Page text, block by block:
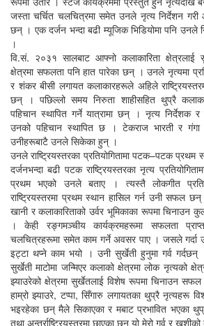
जस्ता चर्चित चलचित्रमा समेत उनले नृत्य निर्देशन
छन् । एक दर्जन भन्दा बढी म्यूजिक भिडियोमा पनि उनले
।
वि.सं. २०३१ सालबाट आफ्नो कलाकारिता
क्षेत्रमा सफलता पनि हात पारेका छन् । उनले नृत्यमा
र शंकर बीसी लगायत कलाकारहरूले अहिले
छन् । पछिल्लो समय निरुता शाहीसहित थुप्रै
पहिचान स्थापित गर्ने यात्रामा छन् । नृत्य
उनको पहिचान स्थापित छ । टेकराज भारती र
उनीहरूबाटै उनले सिकेका हुन् ।
उनले राष्ट्रियस्तरका प्रतियोगितामा पटक–पटक
दर्जनभन्दा बढी पटक राष्ट्रियस्तरका नृत्य
प्रथम भएको उनले बताए । त्यस्तै लोकगीत
राष्ट्रियस्तरमा प्रथम स्थान हासिल गर्न उनी सफल
खानी र कलाकारिताको उर्वर भूमिकाका रूपमा चिनाउन
। केही रङ्गमञ्चीय कार्यक्रमहरूमा सफलता
चलचित्रहरूमा समेत काम गर्ने अवसर पाए । जसले गर्दा
इट्टा थप्ने काम भयो । उनी सुर्खेती हुनुमा गर्व
सुर्खेती माटोमा जन्मिएर कलाको क्षेत्रमा लोक नृत्यको
झ्याउरेको क्षेत्रमा सुर्खेतलाई विशेष रूपमा चिनाउन
हाम्रो झ्याउरे, टप्पा, सिँगारु लगायतका थुप्रै नृत्यहरू
भइरहेका छन् मैले सिकाएका र मबाट प्रभावित भएका
तथा अन्तर्राष्ट्रियस्तरमा छाएका छन् यो मेरो गर्व र